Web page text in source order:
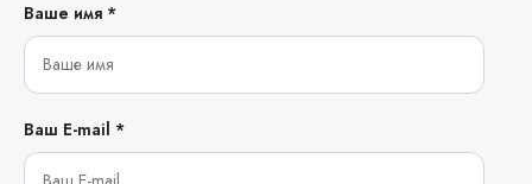
Ваше имя *
Ваш E-mail *